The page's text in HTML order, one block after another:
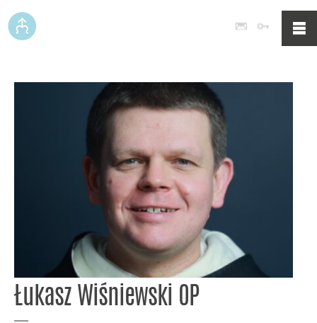
Poczta
Łukasz Wiśniewski OP